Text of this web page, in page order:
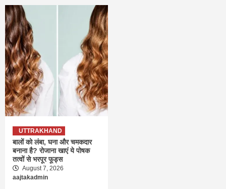
UTTRAKHAND
बालों को लंबा, घना और चमकदार
बनाना है? रोजाना खाएं ये पोषक
तत्वों से भरपूर फूड्स
August 7, 2026
aajtakadmin